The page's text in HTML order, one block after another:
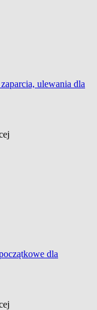
ulewania dla
dla